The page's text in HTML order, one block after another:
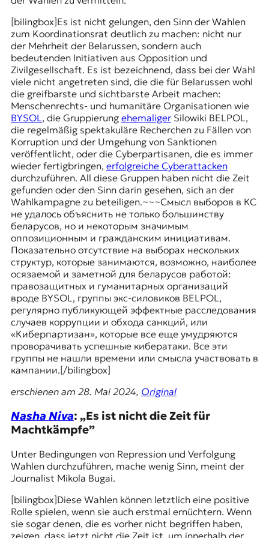
[bilingbox]Es ist nicht gelungen, den Sinn der Wahlen
zum Koordinationsrat deutlich zu machen: nicht nur
der Mehrheit der Belarussen, sondern auch
bedeutenden Initiativen aus Opposition und
Zivilgesellschaft. Es ist bezeichnend, dass bei der Wahl
viele nicht angetreten sind, die die für Belarussen wohl
die greifbarste und sichtbarste Arbeit machen:
Menschenrechts- und humanitäre Organisationen wie
BYSOL, die Gruppierung ehemaliger Silowiki BELPOL,
die regelmäßig spektakuläre Recherchen zu Fällen von
Korruption und der Umgehung von Sanktionen
veröffentlicht, oder die Cyberpartisanen, die es immer
wieder fertigbringen, erfolgreiche Cyberattacken
durchzuführen. All diese Gruppen haben nicht die Zeit
gefunden oder den Sinn darin gesehen, sich an der
Wahlkampagne zu beteiligen.~~~Смысл выборов в КС
не удалось объяснить не только большинству
беларусов, но и некоторым значимым
оппозиционным и гражданским инициативам.
Показательно отсутствие на выборах нескольких
структур, которые занимаются, возможно, наиболее
осязаемой и заметной для беларусов работой:
правозащитных и гуманитарных организаций
вроде BYSOL, группы экс-силовиков BELPOL,
регулярно публикующей эффектные расследования
случаев коррупции и обхода санкций, или
«Киберпартизан», которые все еще умудряются
проворачивать успешные кибератаки. Все эти
группы не нашли времени или смысла участвовать в
кампании.[/bilingbox]
erschienen am 28. Mai 2024, Original
Nasha Niva: „Es ist nicht die Zeit für
Machtkämpfe”
Unter Bedingungen von Repression und Verfolgung
Wahlen durchzuführen, mache wenig Sinn, meint der
Journalist Mikola Bugai.
[bilingbox]Diese Wahlen können letztlich eine positive
Rolle spielen, wenn sie auch erstmal ernüchtern. Wenn
sie sogar denen, die es vorher nicht begriffen haben,
zeigen, dass jetzt nicht die Zeit ist, um innerhalb der